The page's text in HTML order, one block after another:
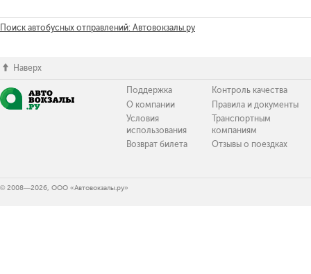
Поиск автобусных отправлений: Автовокзалы.ру
Наверх
Поддержка
О компании
Условия
использования
Возврат билета
Контроль качества
Правила и документы
Транспортным
компаниям
Отзывы о поездках
© 2008—2026, ООО «Автовокзалы.ру»